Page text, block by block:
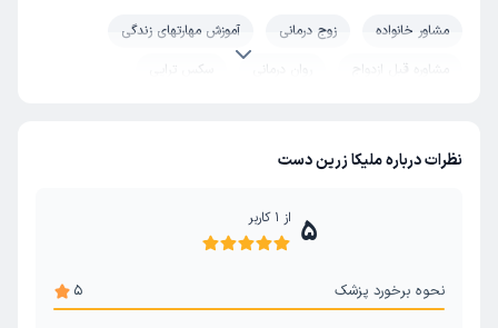
مشاور خانواده زوج درمانی
آموزش مهارتهای زندگی
مشاوره قبل ازدواج
روان درمانی
سکس تراپی
نظرات درباره ملیکا زرین دست
5 از 1 کاربر
نحوه برخورد پزشک 5